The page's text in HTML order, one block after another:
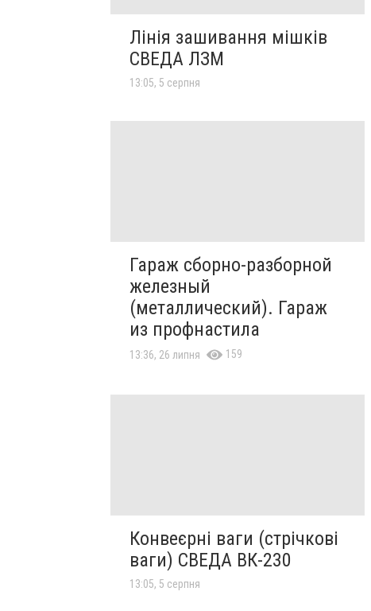
Лінія зашивання мішків
СВЕДА ЛЗМ
13:05, 5 серпня
Гараж сборно-разборной
железный
(металлический). Гараж
из профнастила
13:36, 26 липня 159
Конвеєрні ваги (стрічкові
ваги) СВЕДА ВК-230
13:05, 5 серпня